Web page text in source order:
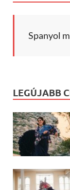
Spanyol
LEGÚJABB